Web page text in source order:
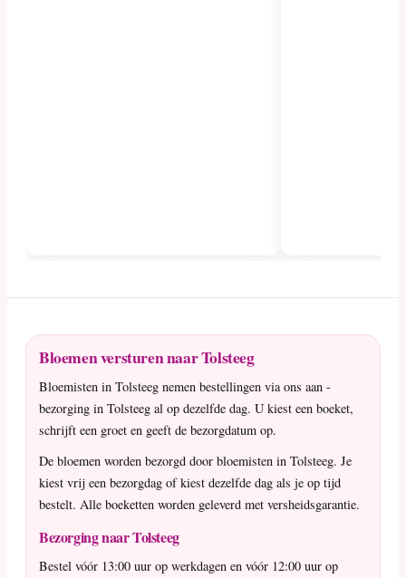
Bloemen versturen naar Tolsteeg
Bloemisten in Tolsteeg nemen bestellingen via ons aan -
bezorging in Tolsteeg al op dezelfde dag. U kiest een boeket,
schrijft een groet en geeft de bezorgdatum op.
De bloemen worden bezorgd door bloemisten in Tolsteeg. Je
kiest vrij een bezorgdag of kiest dezelfde dag als je op tijd
bestelt. Alle boeketten worden geleverd met versheidsgarantie.
Bezorging naar Tolsteeg
Bestel vóór 13:00 uur op werkdagen en vóór 12:00 uur op